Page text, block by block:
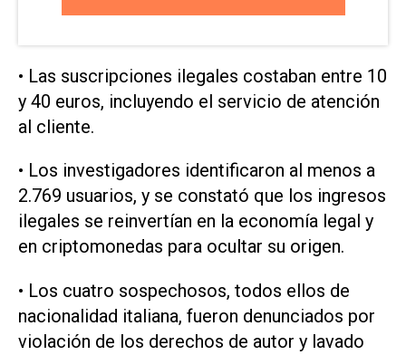
• Las suscripciones ilegales costaban entre 10
y 40 euros, ⁠incluyendo el servicio de atención
al cliente.
• Los investigadores identificaron al menos a
2.769 usuarios, y se constató que los ingresos
ilegales se reinvertían en la economía legal y
‌en criptomonedas para ocultar su origen.
• Los cuatro sospechosos, todos ellos de
nacionalidad italiana, fueron denunciados por
violación de los derechos de autor ‌y lavado